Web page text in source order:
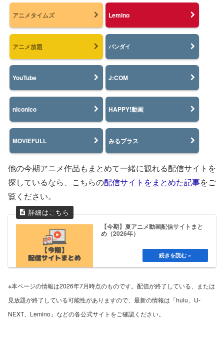
アニメタイムズ Lemino
アニメ放題 バンダイ
YouTube J:COM
niconico HAPPY!動画
MOVIEFULL みるプラス
他の今期アニメ作品もまとめて一緒に観れる配信サイトを
探しているなら、こちらの配信サイトをまとめた記事をご
覧ください。
【今期】夏アニメ動画配信サイトまと
め（2026年）
※本ページの情報は2026年7月時点のものです。配信が終了している、または
見放題が終了している可能性がありますので、最新の情報は「hulu、U-
NEXT、Lemino」などの各公式サイトをご確認ください。